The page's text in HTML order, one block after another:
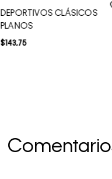
DEPORTIVOS CLÁSICOS
PLANOS
$143,75